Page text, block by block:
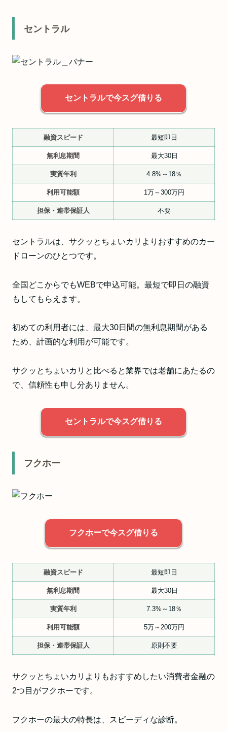
セントラル
セントラルで今スグ借りる
融資スピード 最短即日
無利息期間 最大30日
実質年利 4.8%～18％
利用可能額 1万～300万円
担保・連帯保証人 不要
セントラルは、サクッとちょいカリよりおすすめのカー
ドローンのひとつです。
全国どこからでもWEBで申込可能。最短で即日の融資
もしてもらえます。
初めての利用者には、最大30日間の無利息期間がある
ため、計画的な利用が可能です。
サクッとちょいカリと比べると業界では老舗にあたるの
で、信頼性も申し分ありません。
セントラルで今スグ借りる
フクホー
フクホーで今スグ借りる
融資スピード 最短即日
無利息期間 最大30日
実質年利 7.3%～18％
利用可能額 5万～200万円
担保・連帯保証人 原則不要
サクッとちょいカリよりもおすすめしたい消費者金融の
2つ目がフクホーです。
フクホーの最大の特長は、スピーディな診断。